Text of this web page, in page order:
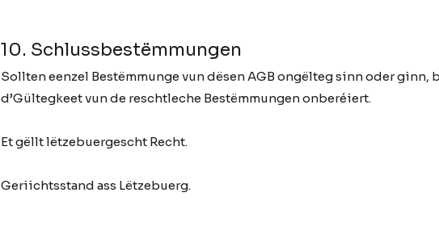
10. Schlussbestëmmungen
Sollten eenzel Bestëmmunge vun dësen AGB ongëlteg sinn oder ginn,
d’Gültegkeet vun de reschtleche Bestëmmungen onberéiert.
Et gëllt lëtzebuergescht Recht.
Geriichtsstand ass Lëtzebuerg.